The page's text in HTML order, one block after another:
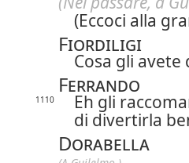
(Eccoci alla
Fiordiligi
Cosa gli avete
Ferrando
1110
Eh gli
di divertirla
Dorabella